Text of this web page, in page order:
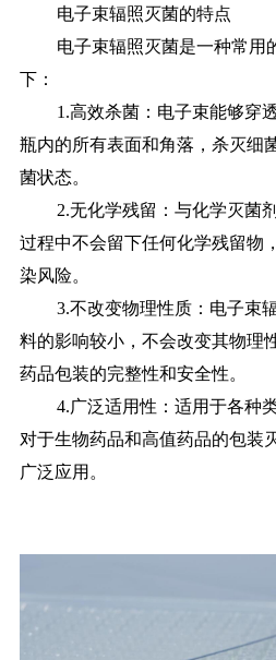
电子束辐照灭菌的特点
电子束辐照灭菌是一种常用
下：
1.高效杀菌：电子束能够穿
瓶内的所有表面和角落，杀灭细
菌状态。
2.无化学残留：与化学灭菌
过程中不会留下任何化学残留物
染风险。
3.不改变物理性质：电子束
料的影响较小，不会改变其物理
药品包装的完整性和安全性。
4.广泛适用性：适用于各种
对于生物药品和高值药品的包装
广泛应用。